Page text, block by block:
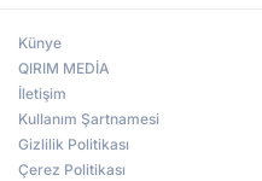
Künye
QIRIM MEDİA
İletişim
Kullanım Şartnamesi
Gizlilik Politikası
Çerez Politikası